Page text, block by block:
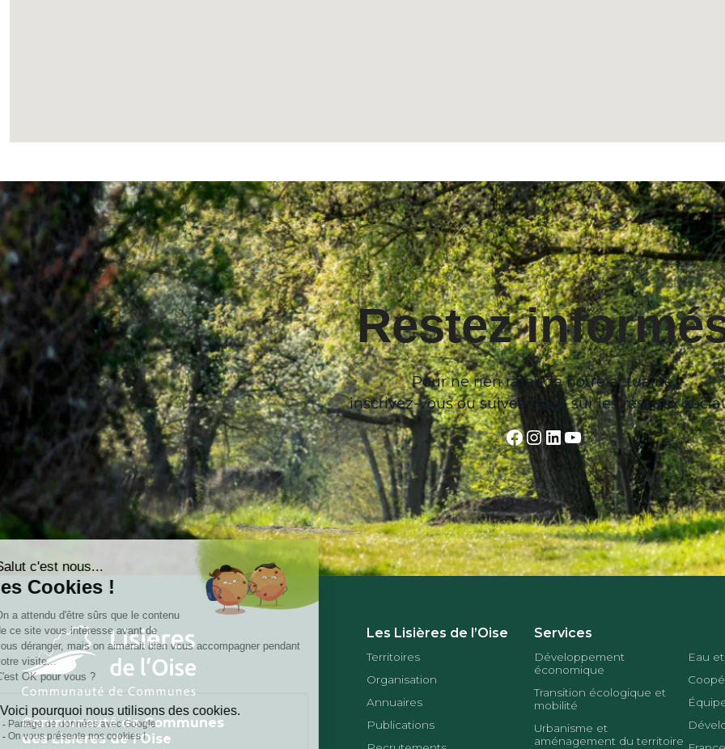
Restez
Pour ne rien rater de notre actualité,
inscrivez-vous ou suivez-nous sur les réseaux
Facebook
Instagram
LinkedIn
YouTube
Communauté de Communes
des Lisières de l’Oise
Les Lisières de l’Oise
Territoires
Organisation
Annuaires
Publications
Services
Développement
économique
Transition écologique et
mobilité
Urbanisme et
aménagement du territoire
Eau